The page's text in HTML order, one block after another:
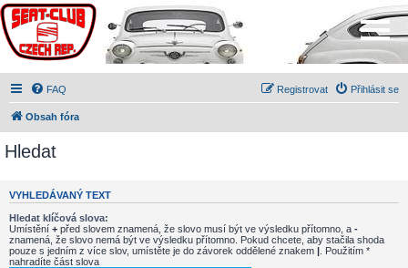
FAQ Přihlásit se
Registrovat
Obsah fóra
Hledat
VYHLEDÁVANÝ TEXT
Hledat klíčová slova:
Umístění + před slovem znamená, že slovo musí být ve výsledku přítomno, a -
znamená, že slovo nemá být ve výsledku přítomno. Pokud chcete, aby stačila shoda
pouze s jedním z více slov, umístěte je do závorek oddělené znakem | . Použitím *
nahradíte část slova